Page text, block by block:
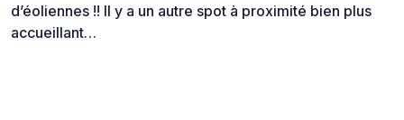
d’éoliennes !! Il y a un autre spot à proximité bien plus
accueillant…